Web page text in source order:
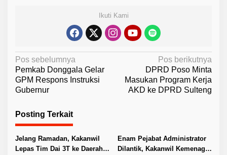
Ikuti Kami
N
a
v
g
a
s
Pos sebelumnya
Pemkab Donggala Gelar
GPM Respons Instruksi
Gubernur
Pos berikutnya
DPRD Poso Minta
Masukan Program Kerja
AKD ke DPRD Sulteng
Posting Terkait
Jelang Ramadan, Kakanwil
Lepas Tim Dai 3T ke Daerah
Enam Pejabat Administrator
Dilantik, Kakanwil Kemenag